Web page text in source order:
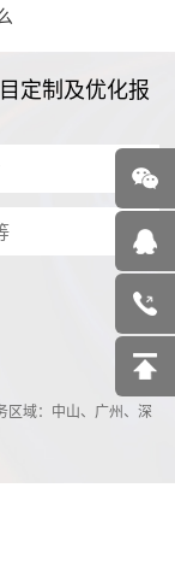
定制及优化报
区域：中山、广州、深